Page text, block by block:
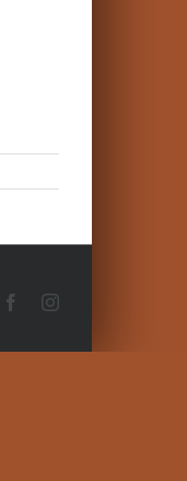
FacebookInstagram